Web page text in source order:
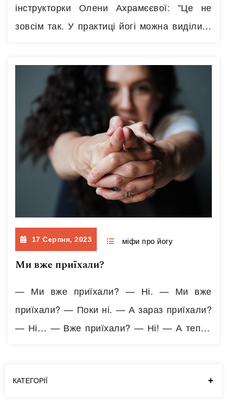
інструкторки Олени Ахрамєєвої: “Це не
зовсім так. У практиці йогі можна виділити
ефекти (після комплексу хатха-йоги): ▪ стан
врівноваженості; ▪ відчуття цілісності і
центрованості; ▪ відчуття наповненості і
енергетичності. Тобто отримуємо: ▪ більш
гармонійно відбудоване тіло; ▪ покращення
концентрованості і скерованість уваги; ▪…
Читати далі
17 Серпня, 2023 міфи про йогу
Ми вже приїхали?
— Ми вже приїхали? — Ні. — Ми вже
приїхали? — Поки ні. — А зараз приїхали?
— Ні… — Вже приїхали? — Ні! — А тепер
діалог — це короткий зміст комунікації з
КАТЕГОРІЇ